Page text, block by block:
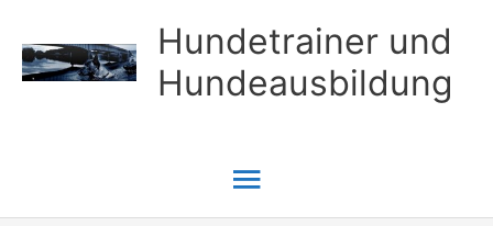
Inhalt
springen
Hundetrainer und
Hundeausbildung
Hauptmenü